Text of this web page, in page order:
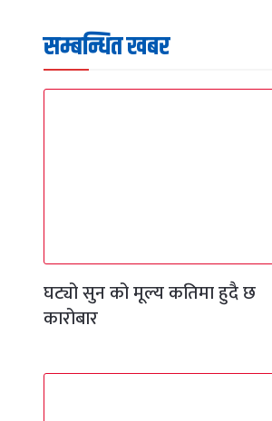
सम्बन्धित खबर
घट्यो सुन को मूल्य कतिमा हुदै छ
कारोबार